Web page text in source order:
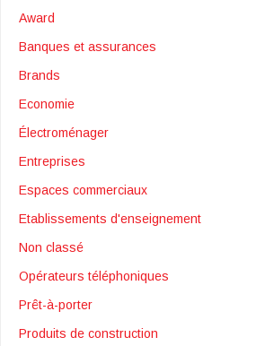
Award
Banques et assurances
Brands
Economie
Électroménager
Entreprises
Espaces commerciaux
Etablissements d'enseignement
Non classé
Opérateurs téléphoniques
Prêt-à-porter
Produits de construction